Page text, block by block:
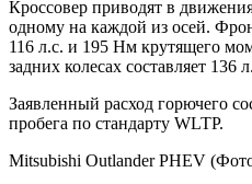
Кроссовер приводят в
одному на каждой из осей.
116 л.с. и 195 Нм крутящего
задних колесах составляет 136
Заявленный расход горючего
пробега по стандарту WLTP.
Mitsubishi Outlander PHEV